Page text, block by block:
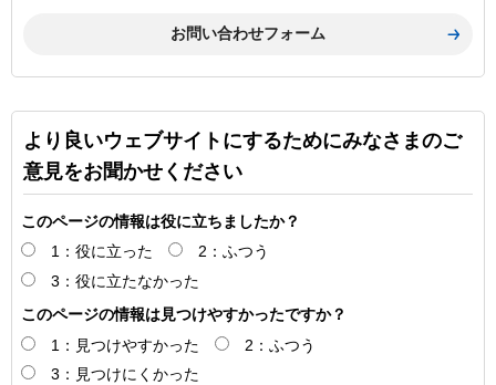
より良いウェブサイトにするためにみなさまのご
意見をお聞かせください
このページの情報は役に立ちましたか？
1：役に立った
2：ふつう
3：役に立たなかった
このページの情報は見つけやすかったですか？
1：見つけやすかった
2：ふつう
3：見つけにくかった